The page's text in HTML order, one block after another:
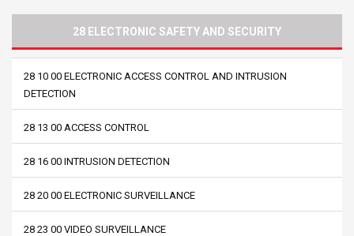
28 ELECTRONIC SAFETY AND SECURITY
28 10 00 ELECTRONIC ACCESS CONTROL AND INTRUSION
DETECTION
28 13 00 ACCESS CONTROL
28 16 00 INTRUSION DETECTION
28 20 00 ELECTRONIC SURVEILLANCE
28 23 00 VIDEO SURVEILLANCE